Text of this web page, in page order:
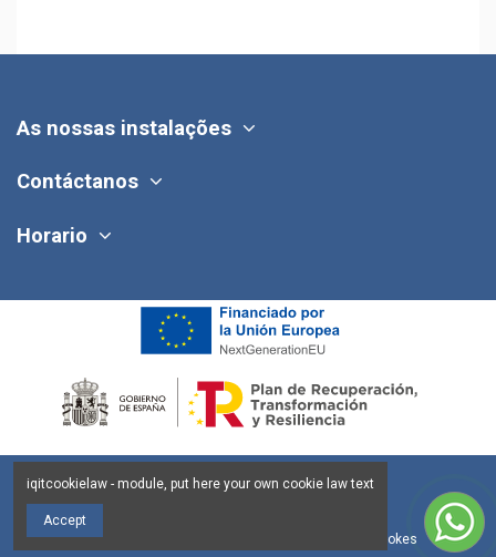
As nossas instalações
Contáctanos
Horario
Aviso legal Política de Cookes
iqitcookielaw - module, put here your own cookie law text
Accept